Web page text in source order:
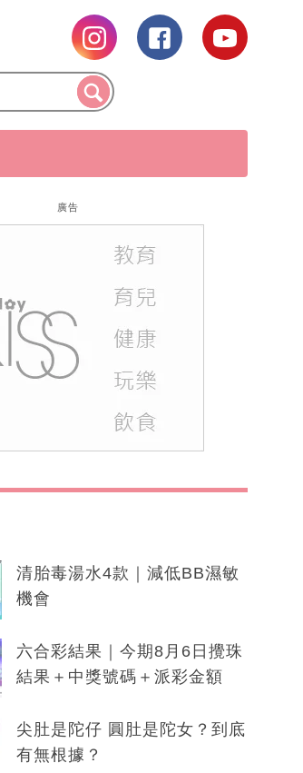
廣告
清胎毒湯水4款｜減低BB濕敏
機會
六合彩結果｜今期8月6日攪珠
結果＋中獎號碼＋派彩金額
尖肚是陀仔 圓肚是陀女？到底
有無根據？